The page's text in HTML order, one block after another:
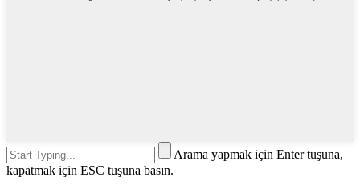
Arama yapmak için Enter tuşuna,
kapatmak için ESC tuşuna basın.